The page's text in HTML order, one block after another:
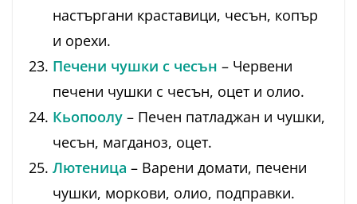
настъргани краставици, чесън, копър
и орехи.
Печени чушки с чесън – Червени
печени чушки с чесън, оцет и олио.
Кьопоолу – Печен патладжан и чушки,
чесън, магданоз, оцет.
Лютеница – Варени домати, печени
чушки, моркови, олио, подправки.